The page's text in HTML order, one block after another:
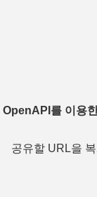
OpenAPI를 이용
공유할 URL을